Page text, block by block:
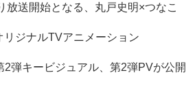
送開始となる、丸戸史明×つなこ
リジナルTVアニメーション
2弾キービジュアル、第2弾PVが公開